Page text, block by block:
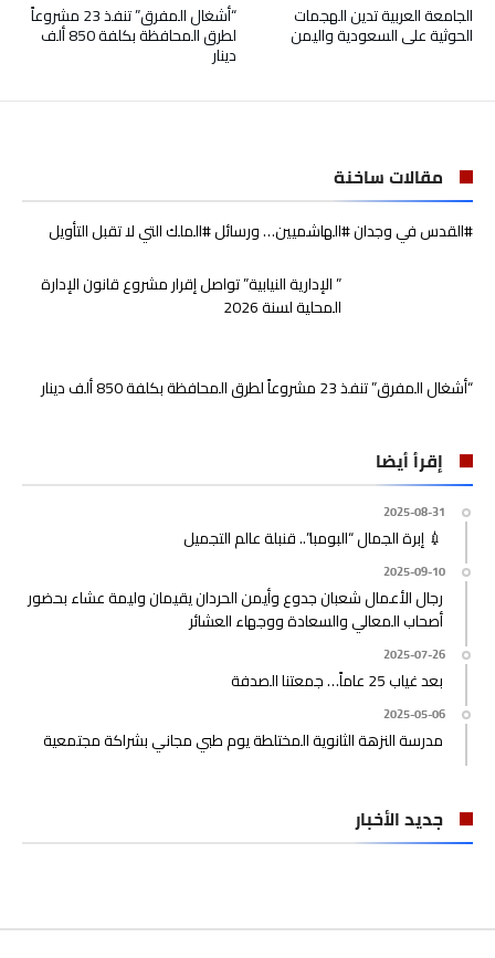
“أشغال المفرق” تنفذ 23 مشروعاً
لطرق المحافظة بكلفة 850 ألف
دينار
الجامعة العربية تدين الهجمات
الحوثية على السعودية واليمن
مقالات ساخنة
#القدس في وجدان #الهاشميين… ورسائل #الملك التي لا تقبل التأويل
” الإدارية النيابية” تواصل إقرار مشروع قانون الإدارة
المحلية لسنة 2026
“أشغال المفرق” تنفذ 23 مشروعاً لطرق المحافظة بكلفة 850 ألف دينار
إقرأ أيضا
2025-08-31
💉 إبرة الجمال “البومبا”.. قنبلة عالم التجميل
2025-09-10
رجال الأعمال شعبان جدوع وأيمن الحردان يقيمان وليمة عشاء بحضور
أصحاب المعالي والسعادة ووجهاء العشائر
2025-07-26
بعد غياب 25 عاماً… جمعتنا الصدفة
2025-05-06
مدرسة النزهة الثانوية المختلطة يوم طبي مجاني بشراكة مجتمعية
جديد الأخبار